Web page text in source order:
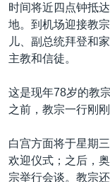
台海两岸关系
南中国海争端
关注西藏
关注新疆
GEN Z 看美国
其他语言网站
时间将近四点钟抵
地。到机场迎接教
儿、副总统拜登和
主教和信徒。
这是现年78岁的教
之前，教宗一行刚
白宫方面将于星期
欢迎仪式；之后，
宗举行会谈。教宗